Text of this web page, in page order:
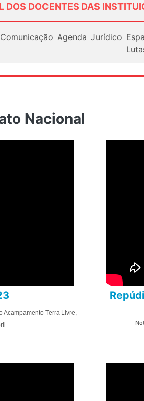
DOS DOCENTES DAS
Comunicação Agenda Jurídico
Nacional
Terra Livre,